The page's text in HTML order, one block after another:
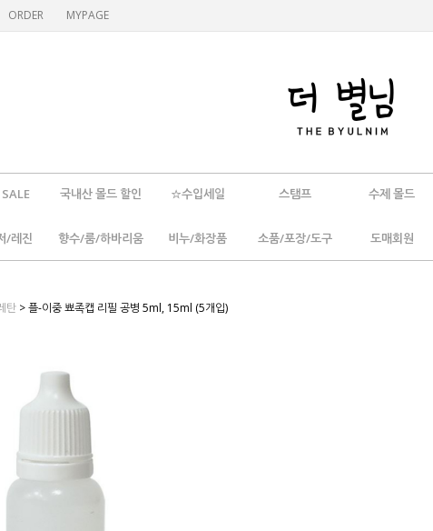
ORDER MYPAGE
국내산 몰드 할인 ☆수입세일 스탬프 수제 몰드
/레진 향수/룸/하바리움 비누/화장품 소품/포장/도구 도매회원
탄 > 플-이중 뾰족캡 리필 공병 5ml, 15ml (5개입)